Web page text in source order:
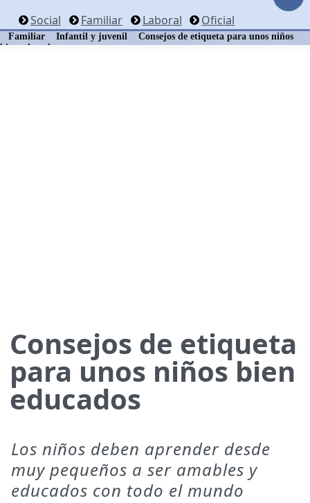
Social Familiar Laboral Oficial
Familiar Infantil y juvenil
Consejos de etiqueta para unos niños
bien educados
Consejos de etiqueta
para unos niños bien
educados
Los niños deben aprender desde
muy pequeños a ser amables y
educados con todo el mundo